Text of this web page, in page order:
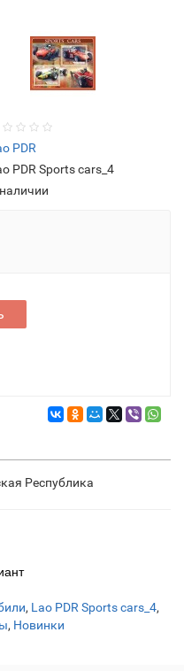
PDR
PDR Sports cars_4
Республика
, Lao PDR Sports cars_4,
, Новинки